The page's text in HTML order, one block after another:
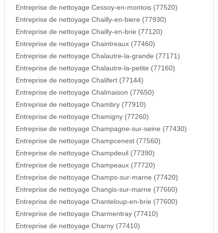
Entreprise de nettoyage Cessoy-en-montois (77520)
Entreprise de nettoyage Chailly-en-biere (77930)
Entreprise de nettoyage Chailly-en-brie (77120)
Entreprise de nettoyage Chaintreaux (77460)
Entreprise de nettoyage Chalautre-la-grande (77171)
Entreprise de nettoyage Chalautre-la-petite (77160)
Entreprise de nettoyage Chalifert (77144)
Entreprise de nettoyage Chalmaison (77650)
Entreprise de nettoyage Chambry (77910)
Entreprise de nettoyage Chamigny (77260)
Entreprise de nettoyage Champagne-sur-seine (77430)
Entreprise de nettoyage Champcenest (77560)
Entreprise de nettoyage Champdeuil (77390)
Entreprise de nettoyage Champeaux (77720)
Entreprise de nettoyage Champs-sur-marne (77420)
Entreprise de nettoyage Changis-sur-marne (77660)
Entreprise de nettoyage Chanteloup-en-brie (77600)
Entreprise de nettoyage Charmentray (77410)
Entreprise de nettoyage Charny (77410)